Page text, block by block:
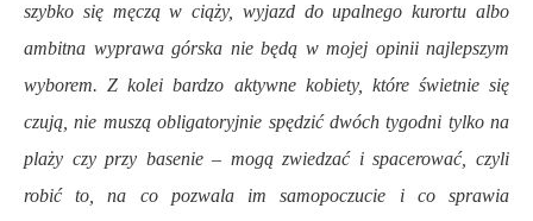
szybko się męczą w ciąży, wyjazd do upalnego kurortu albo
ambitna wyprawa górska nie będą w mojej opinii najlepszym
wyborem. Z kolei bardzo aktywne kobiety, które świetnie się
czują, nie muszą obligatoryjnie spędzić dwóch tygodni tylko na
plaży czy przy basenie – mogą zwiedzać i spacerować, czyli
robić to, na co pozwala im samopoczucie i co sprawia